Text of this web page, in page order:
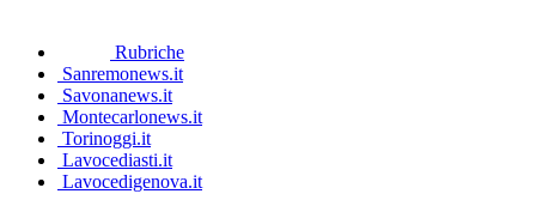
Rubriche
Sanremonews.it
Savonanews.it
Montecarlonews.it
Torinoggi.it
Lavocediasti.it
Lavocedigenova.it